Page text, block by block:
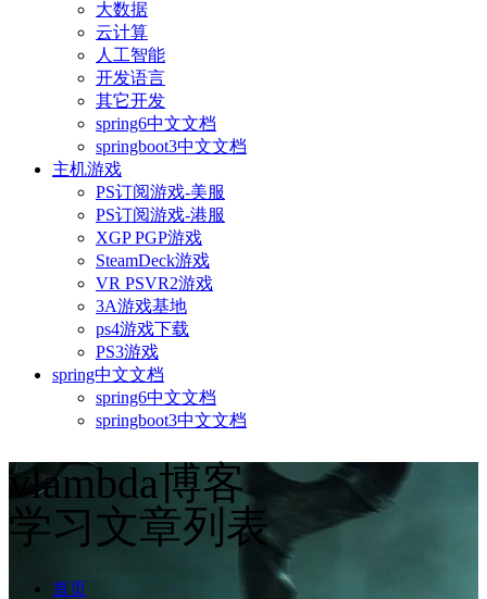
大数据
云计算
人工智能
开发语言
其它开发
spring6中文文档
springboot3中文文档
主机游戏
PS订阅游戏-美服
PS订阅游戏-港服
XGP PGP游戏
SteamDeck游戏
VR PSVR2游戏
3A游戏基地
ps4游戏下载
PS3游戏
spring中文文档
spring6中文文档
springboot3中文文档
vlambda博客
学习文章列表
首页